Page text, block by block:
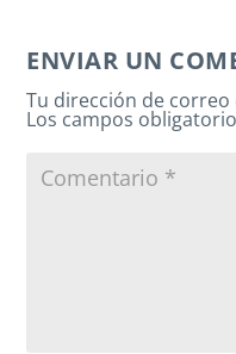
ENVIAR UN
Tu dirección de
Los campos